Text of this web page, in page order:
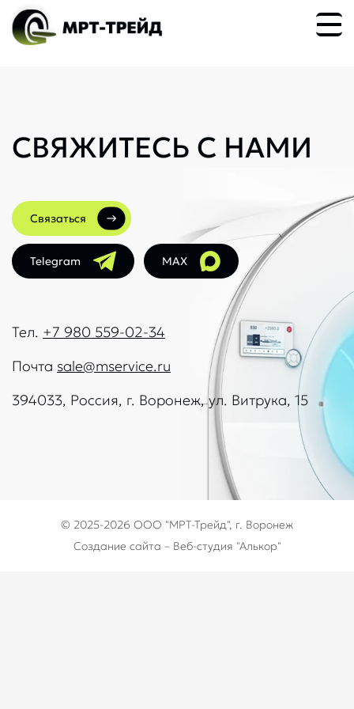
СВЯЖИТЕСЬ С НАМИ
Связаться
Telegram MAX
Тел. +7 980 559-02-34
Почта sale@mservice.ru
394033, Россия, г. Воронеж, ул. Витрука, 15
© 2025-2026 ООО "МРТ-Трейд", г. Воронеж
Создание сайта – Веб-студия "Алькор"